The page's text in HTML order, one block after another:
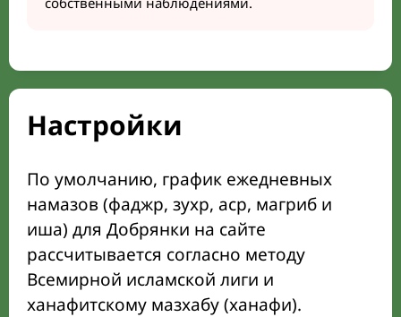
Настройки
По умолчанию, график ежедневных
намазов (фаджр, зухр, аср, магриб и
иша) для Добрянки на сайте
рассчитывается согласно методу
Всемирной исламской лиги и
ханафитскому мазхабу (ханафи).